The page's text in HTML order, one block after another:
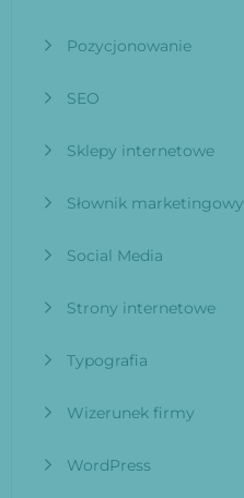
Pozycjonowanie
SEO
Sklepy internetowe
Słownik marketingowy
Social Media
Strony internetowe
Typografia
Wizerunek firmy
WordPress